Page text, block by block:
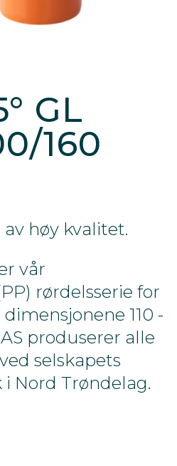
GL
160
høy kvalitet.
vår
rørdelsserie for
110 -
produserer alle
selskapets
Nord Trøndelag.